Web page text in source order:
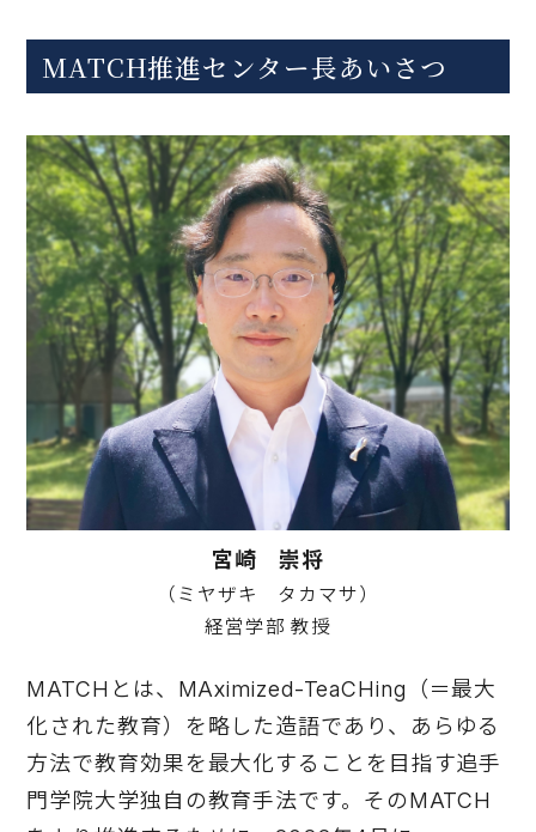
MATCH推進センター長あいさつ
宮崎 崇将
（ミヤザキ タカマサ）
経営学部 教授
MATCHとは、MAximized-TeaCHing（＝最大
化された教育）を略した造語であり、あらゆる
方法で教育効果を最大化することを目指す追手
門学院大学独自の教育手法です。そのMATCH